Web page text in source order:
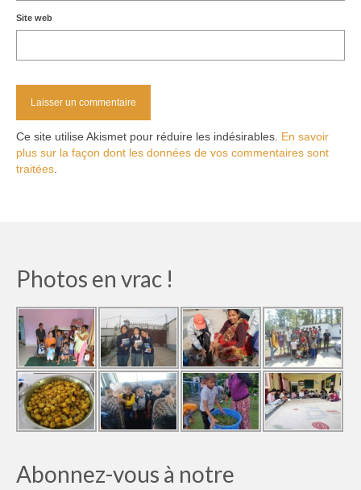
Site web
Ce site utilise Akismet pour réduire les indésirables. En savoir
plus sur la façon dont les données de vos commentaires sont
traitées
Photos en vrac !
Abonnez-vous à notre